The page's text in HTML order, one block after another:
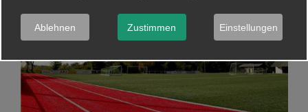
Ablehnen Zustimmen Einstellungen